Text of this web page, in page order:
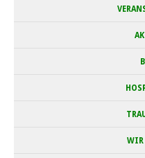
WIR